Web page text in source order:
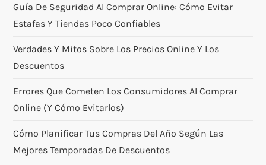
Guía De Seguridad Al Comprar Online: Cómo Evitar
Estafas Y Tiendas Poco Confiables
Verdades Y Mitos Sobre Los Precios Online Y Los
Descuentos
Errores Que Cometen Los Consumidores Al Comprar
Online (y Cómo Evitarlos)
Cómo Planificar Tus Compras Del Año Según Las
Mejores Temporadas De Descuentos